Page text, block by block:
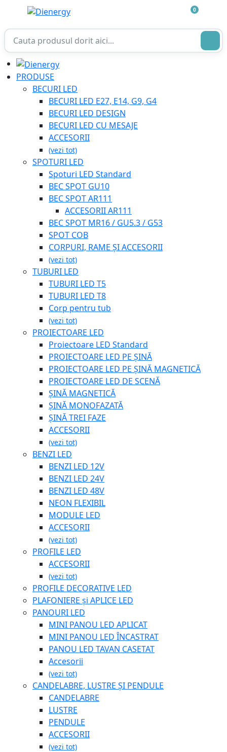
0
PRODUSE
BECURI LED
BECURI LED E27, E14, G9, G4
BECURI LED DESIGN
BECURI LED CU MESAJE
ACCESORII
(vezi tot)
SPOTURI LED
Spoturi LED Standard
BEC SPOT GU10
BEC SPOT AR111
ACCESORII AR111
BEC SPOT MR16 / GU5.3 / G53
SPOT COB
CORPURI, RAME ȘI ACCESORII
(vezi tot)
TUBURI LED
TUBURI LED T5
TUBURI LED T8
Corp pentru tub
(vezi tot)
PROIECTOARE LED
Proiectoare LED Standard
PROIECTOARE LED PE ȘINĂ
PROIECTOARE LED PE ȘINĂ MAGNETICĂ
PROIECTOARE LED DE SCENĂ
ȘINĂ MAGNETICĂ
ȘINĂ MONOFAZATĂ
ȘINĂ TREI FAZE
ACCESORII
(vezi tot)
BENZI LED
BENZI LED 12V
BENZI LED 24V
BENZI LED 48V
NEON FLEXIBIL
MODULE LED
ACCESORII
(vezi tot)
PROFILE LED
ACCESORII
(vezi tot)
PROFILE DECORATIVE LED
PLAFONIERE și APLICE LED
PANOURI LED
MINI PANOU LED APLICAT
MINI PANOU LED ÎNCASTRAT
PANOU LED TAVAN CASETAT
Accesorii
(vezi tot)
CANDELABRE, LUSTRE ȘI PENDULE
CANDELABRE
LUSTRE
PENDULE
ACCESORII
(vezi tot)